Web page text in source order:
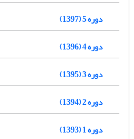
دوره 5 (1397)
دوره 4 (1396)
دوره 3 (1395)
دوره 2 (1394)
دوره 1 (1393)